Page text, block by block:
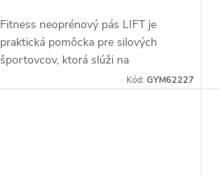
Fitness neoprénový pás LIFT je
praktická pomôcka pre silových
športovcov, ktorá slúži na
zpevnenie stredu tela. Tým sa zvýši
Kód:GYM62227